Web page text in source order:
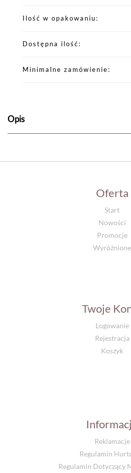
Ilość w opakowaniu
Dostępna ilość
Minimalne zamówienie
Opis
Oferta
Start
Nowości
Promocje
Wyróżnione
Twoje
Logowanie
Rejestracja
Koszyk
Reklamacje
Regulamin
Regulamin Dotyczący